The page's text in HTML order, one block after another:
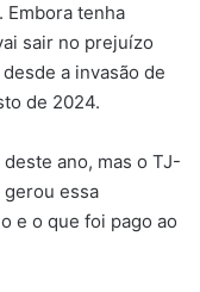
Embora tenha
sair no prejuízo
a invasão de
de 2024.
ano, mas o TJ-
gerou essa
e o que foi pago ao